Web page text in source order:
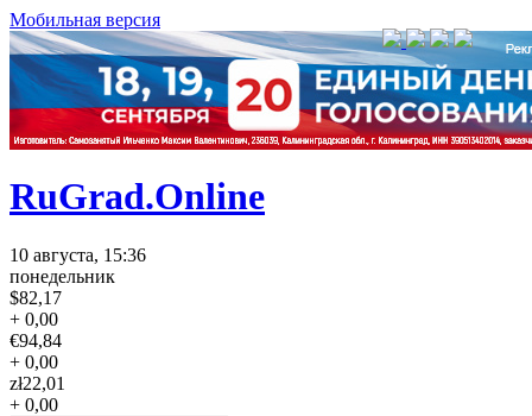
Мобильная версия
RuGrad.Online
10 августа, 15:36
понедельник
$82,17
+ 0,00
€94,84
+ 0,00
zł22,01
+ 0,00